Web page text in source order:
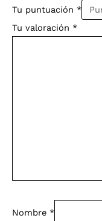
Tu puntuación *
Tu valoración *
Nombre *